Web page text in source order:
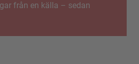
från en källa – sedan